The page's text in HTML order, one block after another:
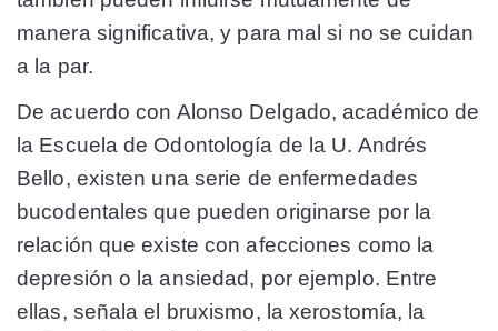
manera significativa, y para mal si no se cuidan
a la par.
De acuerdo con Alonso Delgado, académico de
la Escuela de Odontología de la U. Andrés
Bello, existen una serie de enfermedades
bucodentales que pueden originarse por la
relación que existe con afecciones como la
depresión o la ansiedad, por ejemplo. Entre
ellas, señala el bruxismo, la xerostomía, la